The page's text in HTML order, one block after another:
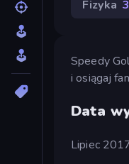
Fizyka
Speedy
i osiągaj
Data
Lipiec